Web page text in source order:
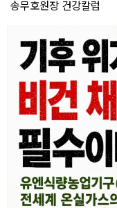
송무호원장 건강칼럼